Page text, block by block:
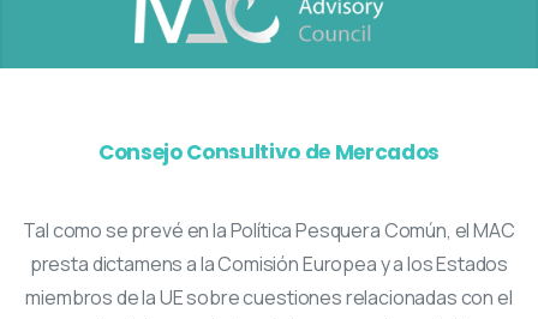
Consejo Consultivo de Mercados
Tal como se prevé en la Política Pesquera Común, el MAC
presta dictamens a la Comisión Europea y a los Estados
miembros de la UE sobre cuestiones relacionadas con el